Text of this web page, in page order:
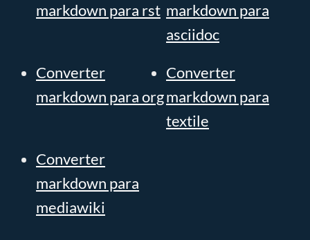
markdown para rst markdown para
asciidoc
Converter
markdown para org
Converter
markdown para
textile
Converter
markdown para
mediawiki